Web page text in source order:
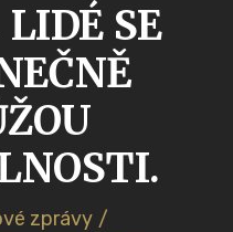
SE
zprávy /